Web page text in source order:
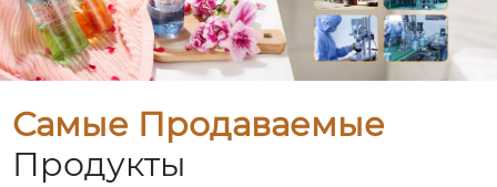
Самые Продаваемые
Продукты